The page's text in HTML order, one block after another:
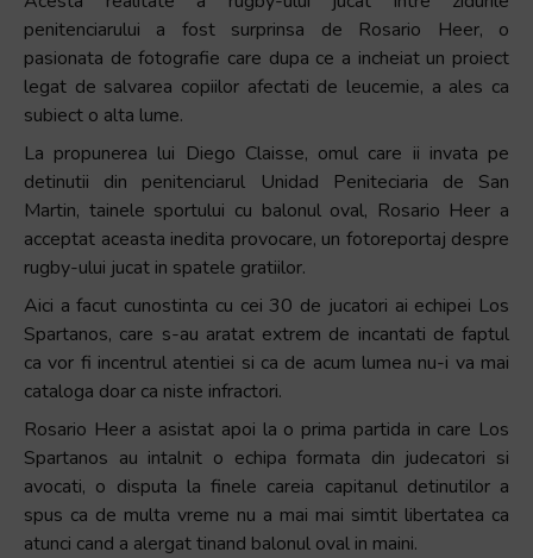
penitenciarului a fost surprinsa de Rosario Heer, o
pasionata de fotografie care dupa ce a incheiat un proiect
legat de salvarea copiilor afectati de leucemie, a ales ca
subiect o alta lume.
La propunerea lui Diego Claisse, omul care ii invata pe
detinutii din penitenciarul Unidad Peniteciaria de San
Martin, tainele sportului cu balonul oval, Rosario Heer a
acceptat aceasta inedita provocare, un fotoreportaj despre
rugby-ului jucat in spatele gratiilor.
Aici a facut cunostinta cu cei 30 de jucatori ai echipei Los
Spartanos, care s-au aratat extrem de incantati de faptul
ca vor fi incentrul atentiei si ca de acum lumea nu-i va mai
cataloga doar ca niste infractori.
Rosario Heer a asistat apoi la o prima partida in care Los
Spartanos au intalnit o echipa formata din judecatori si
avocati, o disputa la finele careia capitanul detinutilor a
spus ca de multa vreme nu a mai mai simtit libertatea ca
atunci cand a alergat tinand balonul oval in maini.